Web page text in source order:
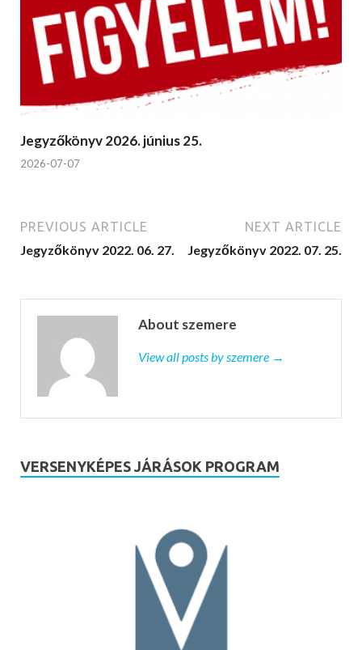
Jegyzőkönyv 2026. június 25.
2026-07-07
PREVIOUS ARTICLE
Jegyzőkönyv 2022. 06. 27.
NEXT ARTICLE
Jegyzőkönyv 2022. 07. 25.
About szemere
View all posts by szemere →
VERSENYKÉPES JÁRÁSOK PROGRAM